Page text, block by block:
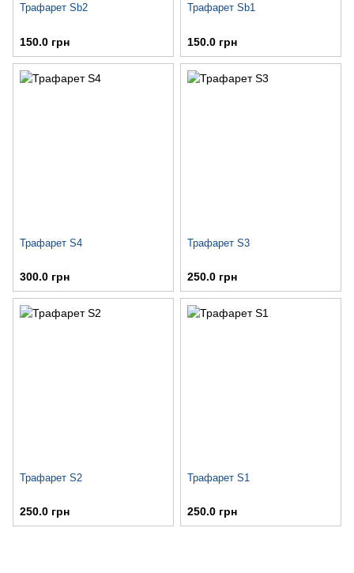
Трафарет Sb2
150.0 грн
Трафарет Sb1
150.0 грн
Трафарет S4
300.0 грн
Трафарет S3
250.0 грн
Трафарет S2
250.0 грн
Трафарет S1
250.0 грн